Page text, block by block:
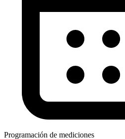
Programación de mediciones